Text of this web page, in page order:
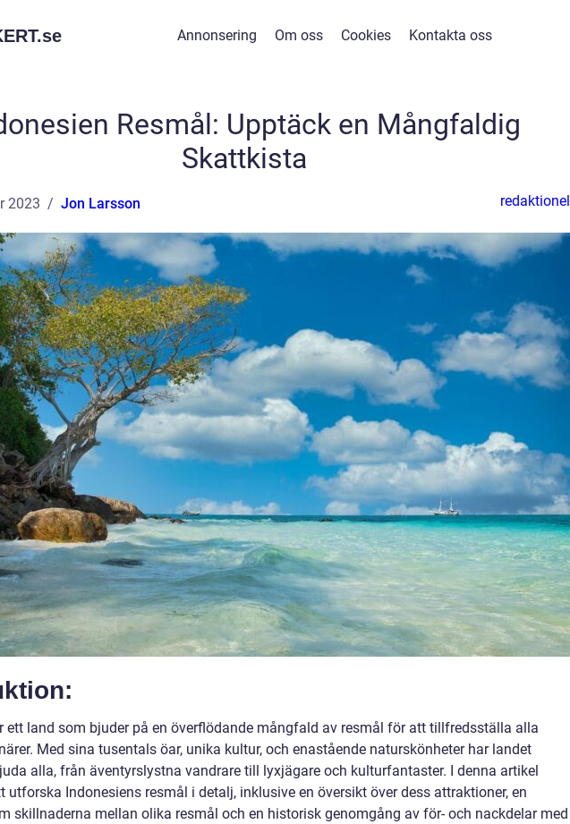
se Annonsering Om oss Cookies Kontakta oss
Resmål: Upptäck en Mångfaldig
Skattkista
2023 Jon Larsson redaktionel
ett land som bjuder på en överflödande mångfald av resmål för att tillfredsställa alla
Med sina tusentals öar, unika kultur, och enastående naturskönheter har landet
alla, från äventyrslystna vandrare till lyxjägare och kulturfantaster. I denna artikel
utforska Indonesiens resmål i detalj, inklusive en översikt över dess attraktioner, en
skillnaderna mellan olika resmål och en historisk genomgång av för- och nackdelar med